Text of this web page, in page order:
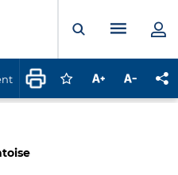
Ouvrir laMenu
Connectez-vous
Augmenter la